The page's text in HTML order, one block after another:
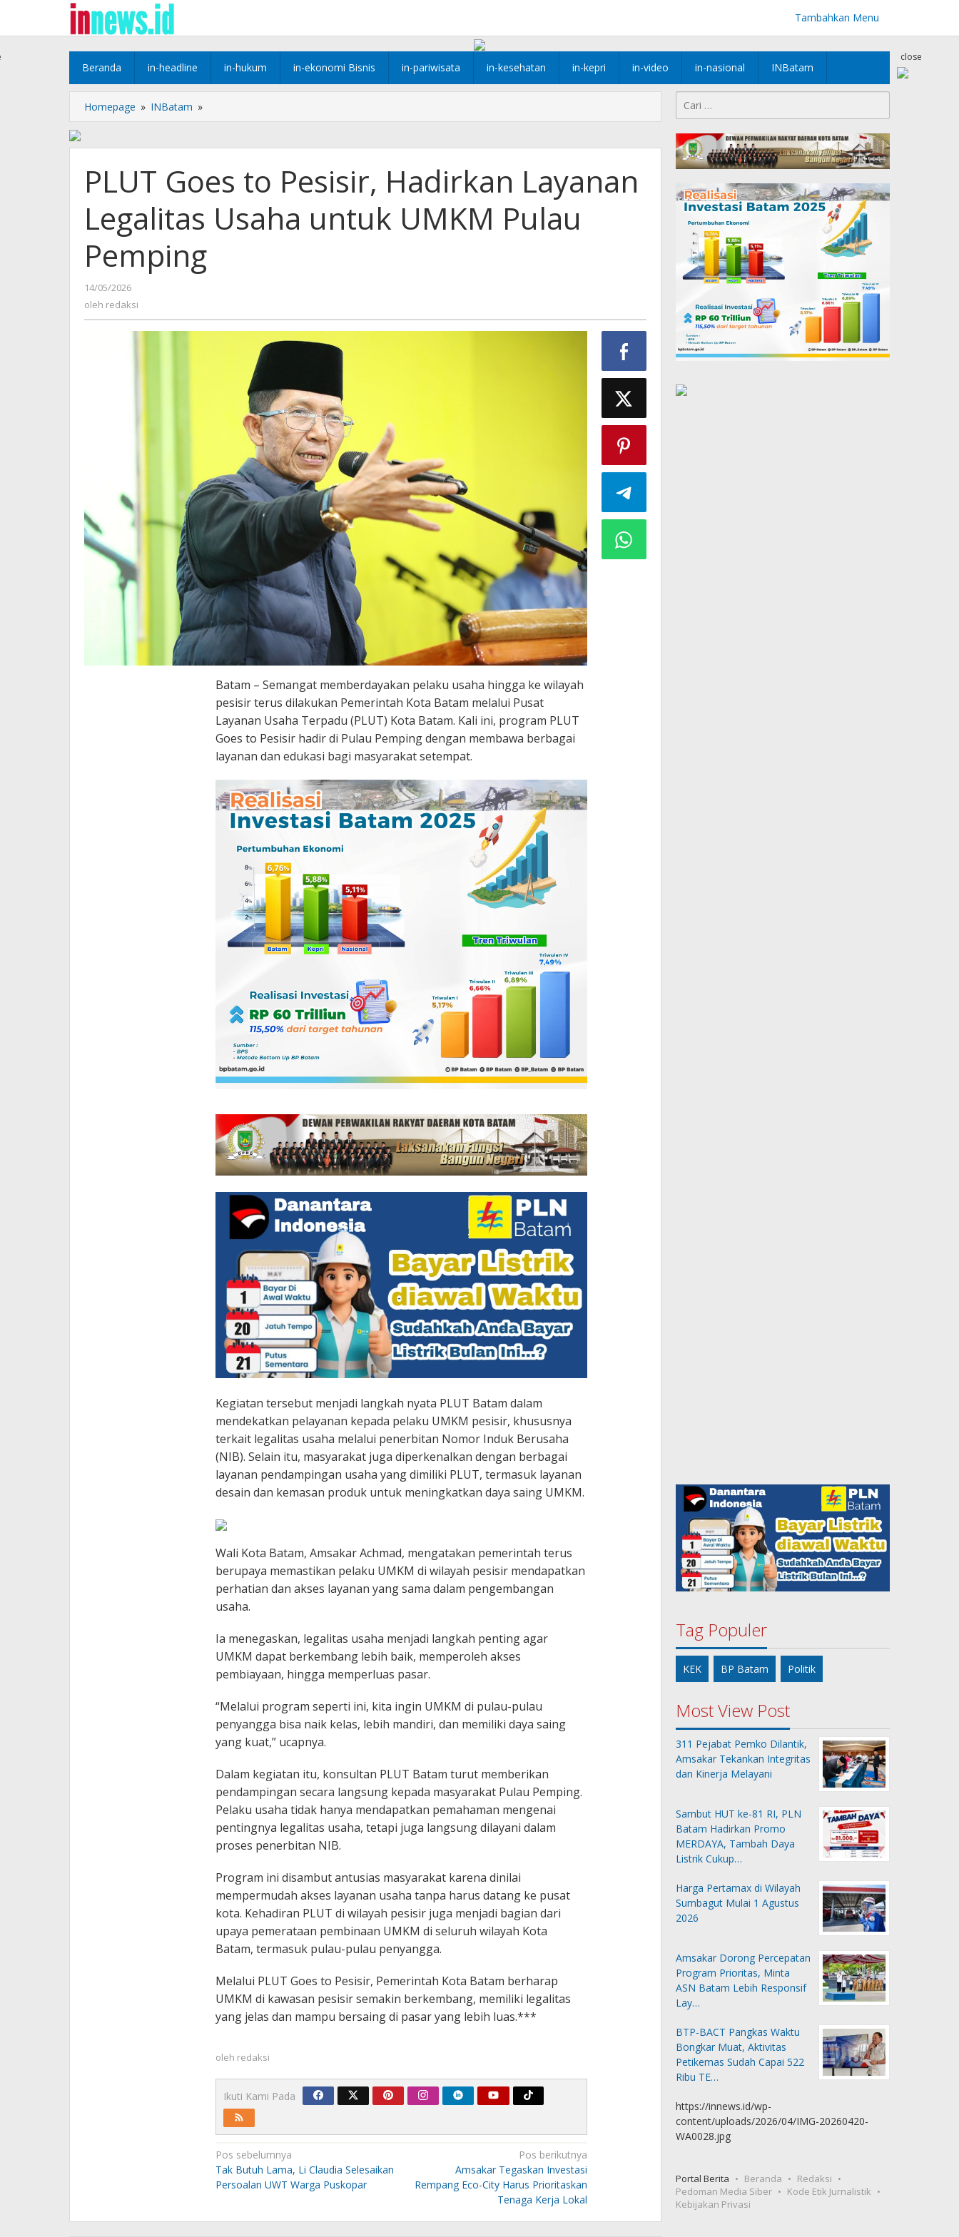
konten
Tambahkan Menu
Beranda in-headline in-hukum in-ekonomi Bisnis in-pariwisata in-kesehatan in-kepri in-video in-nasional INBatam
close
Homepage » INBatam »
Goes
Pesisir,
Layanan
Legalitas
Usaha
untuk
Pulau
Pemping
PLUT Goes to Pesisir, Hadirkan Layanan
Legalitas Usaha untuk UMKM Pulau
Pemping
14/05/2026
redaksi
oleh redaksi
Batam – Semangat memberdayakan pelaku usaha hingga ke wilayah
pesisir terus dilakukan Pemerintah Kota Batam melalui Pusat
Layanan Usaha Terpadu (PLUT) Kota Batam. Kali ini, program PLUT
Goes to Pesisir hadir di Pulau Pemping dengan membawa berbagai
layanan dan edukasi bagi masyarakat setempat.
Kegiatan tersebut menjadi langkah nyata PLUT Batam dalam
mendekatkan pelayanan kepada pelaku UMKM pesisir, khususnya
terkait legalitas usaha melalui penerbitan Nomor Induk Berusaha
(NIB). Selain itu, masyarakat juga diperkenalkan dengan berbagai
layanan pendampingan usaha yang dimiliki PLUT, termasuk layanan
desain dan kemasan produk untuk meningkatkan daya saing UMKM.
Wali Kota Batam, Amsakar Achmad, mengatakan pemerintah terus
berupaya memastikan pelaku UMKM di wilayah pesisir mendapatkan
perhatian dan akses layanan yang sama dalam pengembangan
usaha.
Ia menegaskan, legalitas usaha menjadi langkah penting agar
UMKM dapat berkembang lebih baik, memperoleh akses
pembiayaan, hingga memperluas pasar.
“Melalui program seperti ini, kita ingin UMKM di pulau-pulau
penyangga bisa naik kelas, lebih mandiri, dan memiliki daya saing
yang kuat,” ucapnya.
Dalam kegiatan itu, konsultan PLUT Batam turut memberikan
pendampingan secara langsung kepada masyarakat Pulau Pemping.
Pelaku usaha tidak hanya mendapatkan pemahaman mengenai
pentingnya legalitas usaha, tetapi juga langsung dilayani dalam
proses penerbitan NIB.
Program ini disambut antusias masyarakat karena dinilai
mempermudah akses layanan usaha tanpa harus datang ke pusat
kota. Kehadiran PLUT di wilayah pesisir juga menjadi bagian dari
upaya pemerataan pembinaan UMKM di seluruh wilayah Kota
Batam, termasuk pulau-pulau penyangga.
Melalui PLUT Goes to Pesisir, Pemerintah Kota Batam berharap
UMKM di kawasan pesisir semakin berkembang, memiliki legalitas
yang jelas dan mampu bersaing di pasar yang lebih luas.***
oleh redaksi
Ikuti Kami Pada
Navigasi
pos
Pos sebelumnya
Tak Butuh Lama, Li Claudia Selesaikan
Persoalan UWT Warga Puskopar
Pos berikutnya
Amsakar Tegaskan Investasi
Rempang Eco-City Harus Prioritaskan
Tenaga Kerja Lokal
untuk:
Tag Populer
KEK BP Batam Politik
Most View Post
311 Pejabat Pemko Dilantik,
Amsakar Tekankan Integritas
dan Kinerja Melayani
Sambut HUT ke-81 RI, PLN
Batam Hadirkan Promo
MERDAYA, Tambah Daya
Listrik Cukup…
Harga Pertamax di Wilayah
Sumbagut Mulai 1 Agustus
2026
Amsakar Dorong Percepatan
Program Prioritas, Minta
ASN Batam Lebih Responsif
Lay…
BTP-BACT Pangkas Waktu
Bongkar Muat, Aktivitas
Petikemas Sudah Capai 522
Ribu TE…
https://innews.id/wp-
content/uploads/2026/04/IMG-20260420-
WA0028.jpg
Portal Berita Beranda
Redaksi
Pedoman Media Siber
Kode Etik Jurnalistik
Kebijakan Privasi